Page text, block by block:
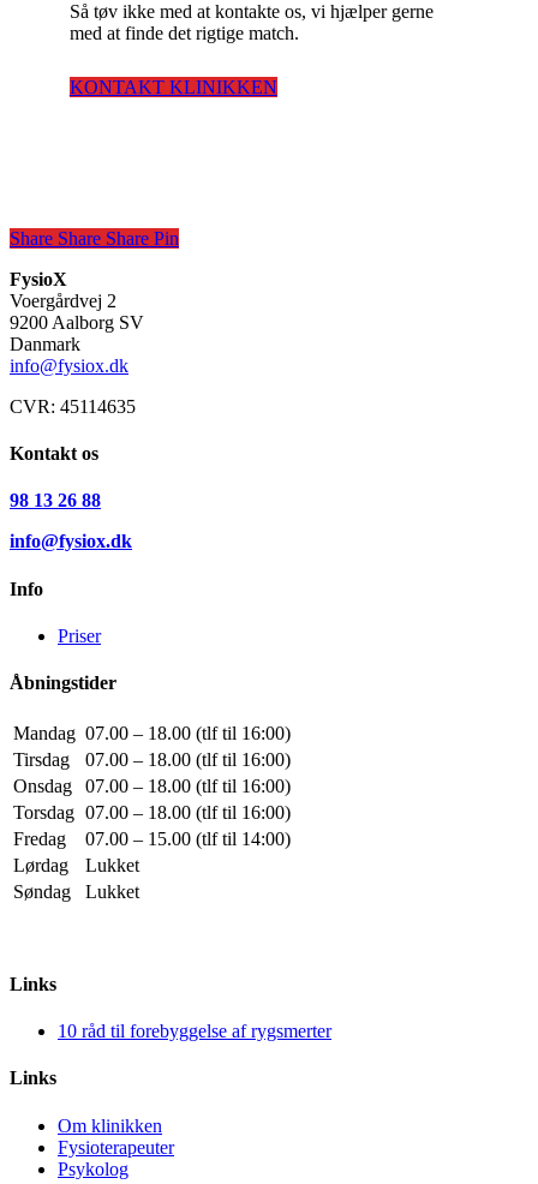
Så tøv ikke med at kontakte os, vi hjælper gerne
med at finde det rigtige match.
KONTAKT KLINIKKEN
Share
Share Share Share Pin
FysioX
Voergårdvej 2
9200 Aalborg SV
Danmark
info@fysiox.dk
CVR: 45114635
Kontakt os
98 13 26 88
info@fysiox.dk
Info
Priser
Åbningstider
Mandag 07.00 – 18.00 (tlf til 16:00)
Tirsdag
07.00 – 18.00 (tlf til 16:00)
Onsdag
07.00 – 18.00 (tlf til 16:00)
Torsdag 07.00 – 18.00 (tlf til 16:00)
Fredag
07.00 – 15.00 (tlf til 14:00)
Lørdag
Lukket
Søndag
Lukket
Links
10 råd til forebyggelse af rygsmerter
Links
Om klinikken
Fysioterapeuter
Psykolog